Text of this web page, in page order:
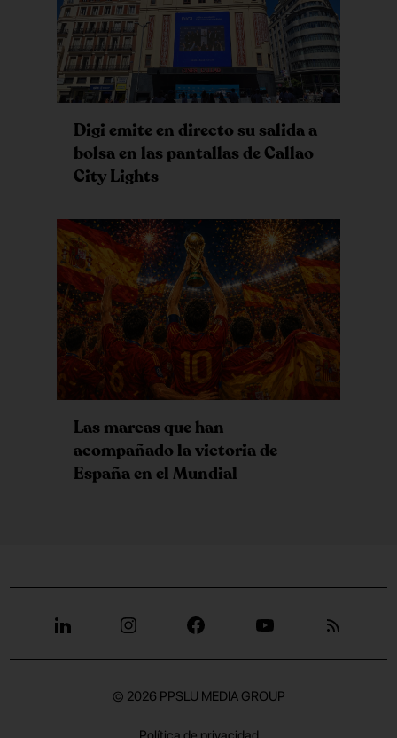
Digi emite en directo su salida a
bolsa en las pantallas de Callao
City Lights
Las marcas que han
acompañado la victoria de
España en el Mundial
© 2026 PPSLU MEDIA GROUP